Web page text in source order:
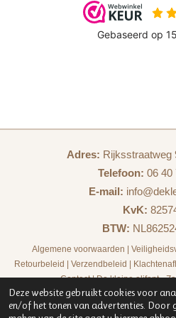
Deze website gebruikt cookies voor
en/of het tonen van advertenties. Door
Adres: Rijksstraatweg
Telefoon: 06 40
E-mail:
KvK:
BTW:
Algemene voorwaarden
Retourbeleid
Verzendbeleid
Contact|De kleine olifant -